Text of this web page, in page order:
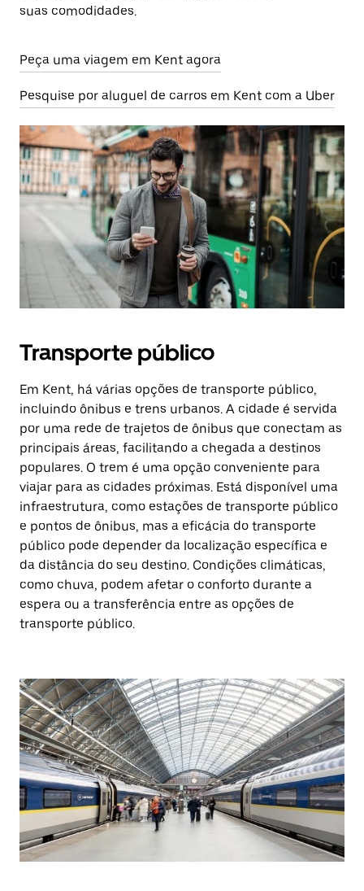
suas comodidades.
Peça uma viagem em Kent agora
Pesquise por aluguel de carros em Kent com a Uber
Transporte público
Em Kent, há várias opções de transporte público,
incluindo ônibus e trens urbanos. A cidade é servida
por uma rede de trajetos de ônibus que conectam as
principais áreas, facilitando a chegada a destinos
populares. O trem é uma opção conveniente para
viajar para as cidades próximas. Está disponível uma
infraestrutura, como estações de transporte público
e pontos de ônibus, mas a eficácia do transporte
público pode depender da localização específica e
da distância do seu destino. Condições climáticas,
como chuva, podem afetar o conforto durante a
espera ou a transferência entre as opções de
transporte público.